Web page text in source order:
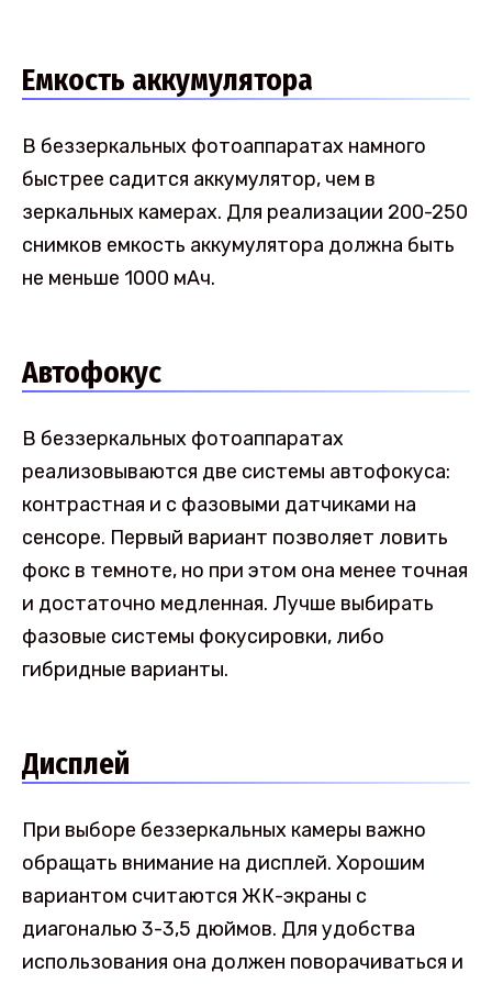
Емкость аккумулятора
В беззеркальных фотоаппаратах намного
быстрее садится аккумулятор, чем в
зеркальных камерах. Для реализации 200-250
снимков емкость аккумулятора должна быть
не меньше 1000 мАч.
Автофокус
В беззеркальных фотоаппаратах
реализовываются две системы автофокуса:
контрастная и с фазовыми датчиками на
сенсоре. Первый вариант позволяет ловить
фокс в темноте, но при этом она менее точная
и достаточно медленная. Лучше выбирать
фазовые системы фокусировки, либо
гибридные варианты.
Дисплей
При выборе беззеркальных камеры важно
обращать внимание на дисплей. Хорошим
вариантом считаются ЖК-экраны с
диагональю 3-3,5 дюймов. Для удобства
использования она должен поворачиваться и